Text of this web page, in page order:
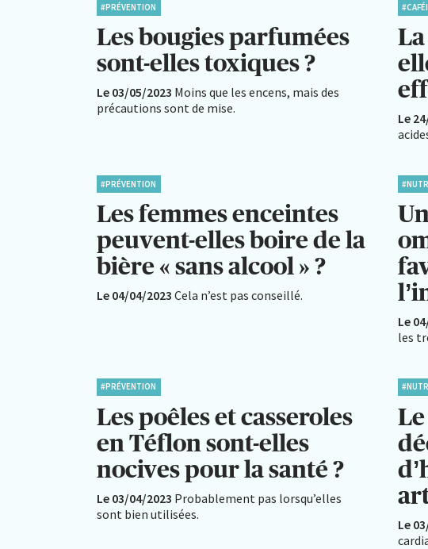
#PRÉVENTION
Les bougies parfumées
sont-elles toxiques ?
Le 03/05/2023 Moins que les encens, mais des
précautions sont de mise.
Le
#PRÉVENTION
Les femmes enceintes
peuvent-elles boire de la
bière « sans alcool » ?
Le 04/04/2023 Cela n’est pas conseillé.
Le
les
#PRÉVENTION
Les poêles et casseroles
en Téflon sont-elles
nocives pour la santé ?
Le 03/04/2023 Probablement pas lorsqu’elles
sont bien utilisées.
Le